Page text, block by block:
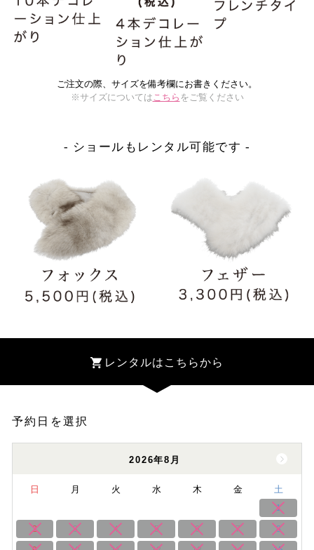
ご注文の際、サイズを備考欄にお書きください。
※サイズについてはこちら をご覧ください
- ショールもレンタル可能です -
レンタルはこちらから
予約日を選択
2026年8月
日 月 火 水 木 金 土
1
2 3 4 5 6 7 8